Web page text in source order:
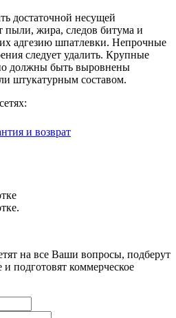
достаточной несущей
пыли, жира, следов битума и
адгезию шпатлевки. Непрочные
следует удалить. Крупные
должны быть выровнены
штукатурным составом.
и возврат
на все Ваши вопросы, подберут
подготовят коммерческое